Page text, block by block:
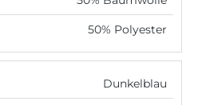
50% Polyester
Dunkelblau